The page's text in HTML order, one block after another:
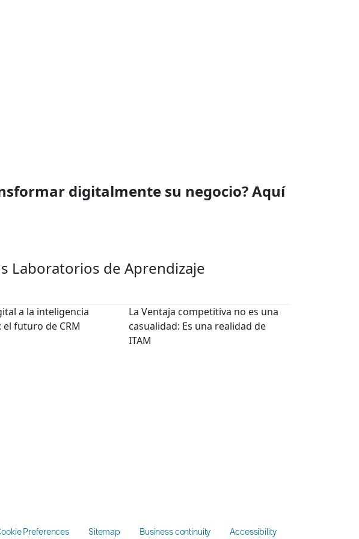
digitalmente su negocio? Aquí
Laboratorios de Aprendizaje
a la inteligencia
futuro de CRM
La Ventaja competitiva no es una
casualidad: Es una realidad de
ITAM
Preferences Sitemap Business continuity Accessibility